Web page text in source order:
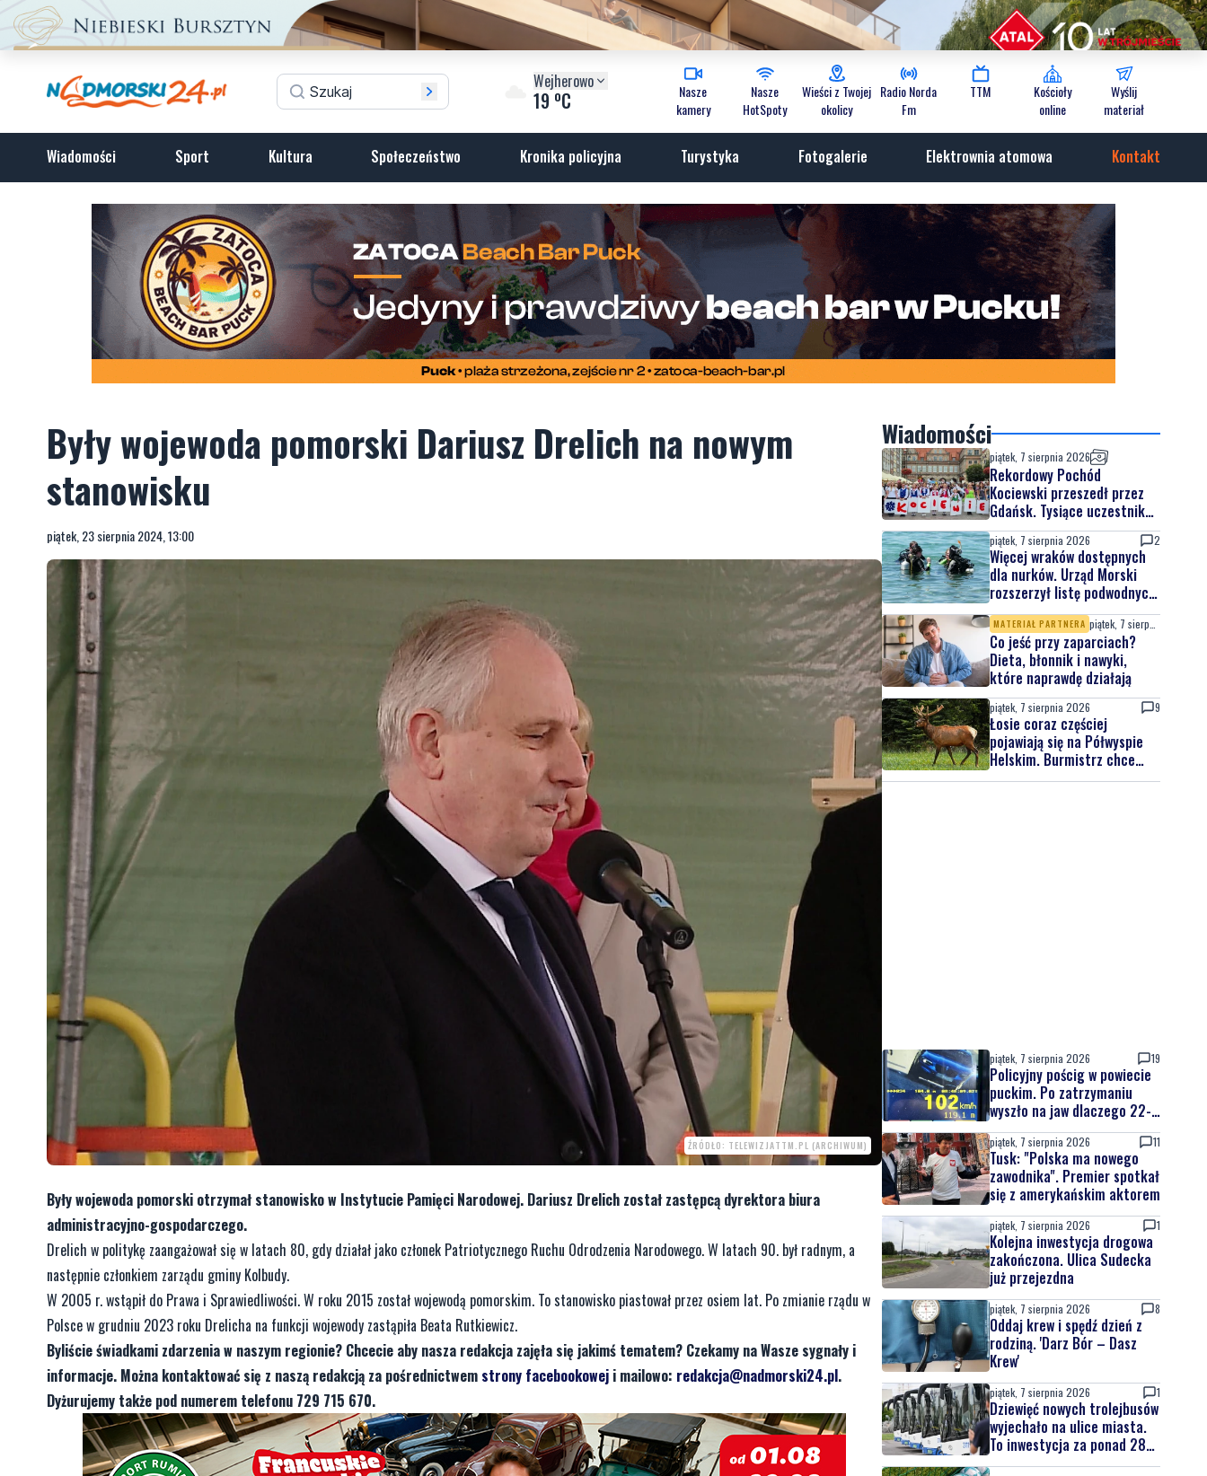
Wejherowo
19 oC
Nasze
kamery
Nasze
HotSpoty
Wieści z Twojej
okolicy
Radio Norda
Fm
TTM
Kościoły
online
Wyślij
materiał
Wiadomości Sport Kultura Społeczeństwo Kronika policyjna Turystyka Fotogalerie Elektrownia atomowa Kontakt
Były wojewoda pomorski Dariusz Drelich na nowym
stanowisku
piątek, 23 sierpnia 2024, 13:00
ŹRÓDŁO: TELEWIZJATTM.PL (ARCHIWUM)
Były wojewoda pomorski otrzymał stanowisko w Instytucie Pamięci Narodowej. Dariusz Drelich został zastępcą dyrektora biura
administracyjno-gospodarczego.
Drelich w politykę zaangażował się w latach 80, gdy działał jako członek Patriotycznego Ruchu Odrodzenia Narodowego. W latach 90. był radnym, a
następnie członkiem zarządu gminy Kolbudy.
W 2005 r. wstąpił do Prawa i Sprawiedliwości. W roku 2015 został wojewodą pomorskim. To stanowisko piastował przez osiem lat. Po zmianie rządu w
Polsce w grudniu 2023 roku Drelicha na funkcji wojewody zastąpiła Beata Rutkiewicz.
Byliście świadkami zdarzenia w naszym regionie? Chcecie aby nasza redakcja zajęła się jakimś tematem? Czekamy na Wasze sygnały i
informacje. Można kontaktować się z naszą redakcją za pośrednictwem strony facebookowej i mailowo: redakcja@nadmorski24.pl.
Dyżurujemy także pod numerem telefonu 729 715 670.
Wiadomości
piątek, 7 sierpnia 2026
Rekordowy Pochód
Kociewski przeszedł przez
Gdańsk. Tysiące uczestników
na jubileuszowej edycji
piątek, 7 sierpnia 2026 2
Więcej wraków dostępnych
dla nurków. Urząd Morski
rozszerzył listę podwodnych
atrakcji
MATERIAŁ PARTNERA
Co jeść przy zaparciach?
Dieta, błonnik i nawyki,
które naprawdę działają
piątek, 7 sierpnia 2026 9
Łosie coraz częściej
pojawiają się na Półwyspie
Helskim. Burmistrz chce
nowych znaków drogowych
piątek, 7 sierpnia 2026 19
Policyjny pościg w powiecie
puckim. Po zatrzymaniu
wyszło na jaw dlaczego 22-
latek uciekał
piątek, 7 sierpnia 2026 11
Tusk: "Polska ma nowego
zawodnika". Premier spotkał
się z amerykańskim aktorem
piątek, 7 sierpnia 2026 1
Kolejna inwestycja drogowa
zakończona. Ulica Sudecka
już przejezdna
piątek, 7 sierpnia 2026 8
Oddaj krew i spędź dzień z
rodziną. 'Darz Bór – Dasz
Krew'
piątek, 7 sierpnia 2026 1
Dziewięć nowych trolejbusów
wyjechało na ulice miasta.
To inwestycja za ponad 28
mln zł